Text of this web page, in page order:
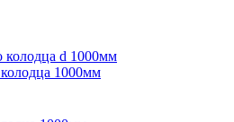
колодца d 1000мм